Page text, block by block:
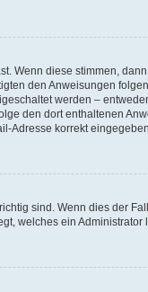
Wenn diese stimmen,
den Anweisungen
werden –
den dort enthaltenen
Adresse korrekt
sind. Wenn dies der
welches ein Administrator